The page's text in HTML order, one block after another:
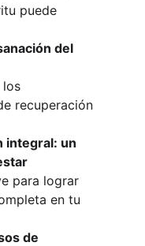
puede
del
los
recuperación
integral: un
para lograr
en tu
de